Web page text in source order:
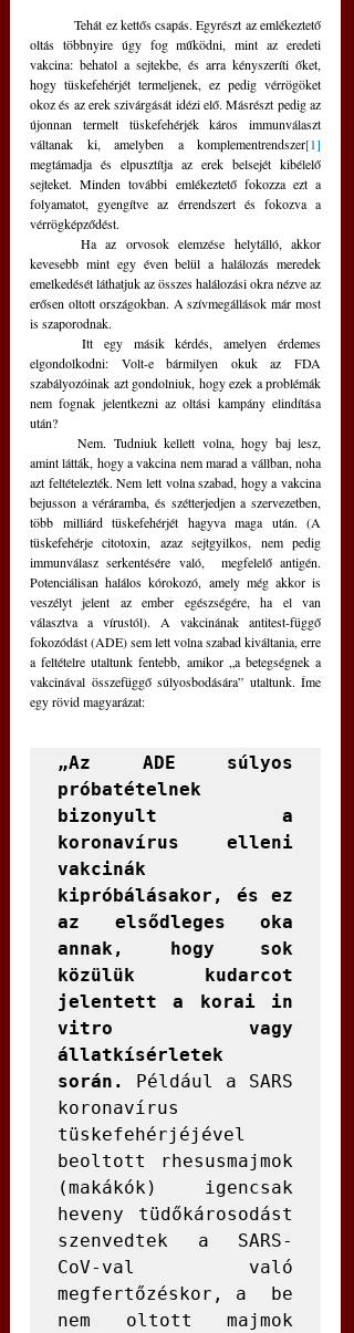
	Tehát ez kettős csapás. Egyrészt az emlékeztető
oltás többnyire úgy fog működni, mint az eredeti
vakcina: behatol a sejtekbe, és arra kényszeríti őket,
hogy tüskefehérjét termeljenek, ez pedig vérrögöket
okoz és az erek szivárgását idézi elő. Másrészt pedig az
újonnan termelt tüskefehérjék káros immunválaszt
váltanak ki, amelyben a komplementrendszer[1]
megtámadja és elpusztítja az erek belsejét kibélelő
sejteket. Minden további emlékeztető fokozza ezt a
folyamatot, gyengítve az érrendszert és fokozva a
vérrögképződést.
kevesebb mint egy éven belül a halálozás meredek
emelkedését láthatjuk az összes halálozási okra nézve az
erősen oltott országokban. A szívmegállások már most
is szaporodnak.
elgondolkodni: Volt-e bármilyen okuk az FDA
szabályozóinak azt gondolniuk, hogy ezek a problémák
nem fognak jelentkezni az oltási kampány elindítása
után?
	Nem. Tudniuk kellett volna, hogy baj lesz,
amint látták, hogy a vakcina nem marad a vállban, noha
azt feltételezték. Nem lett volna szabad, hogy a vakcina
bejusson a véráramba, és szétterjedjen a szervezetben,
több milliárd tüskefehérjét hagyva maga után. (A
tüskefehérje citotoxin, azaz sejtgyilkos, nem pedig
immunválasz serkentésére való,  megfelelő antigén.
Potenciálisan halálos kórokozó, amely még akkor is
veszélyt jelent az ember egészségére, ha el van
választva a vírustól). A vakcinának antitest-függő
fokozódást (ADE) sem lett volna szabad kiváltania, erre
a feltételre utaltunk fentebb, amikor „a betegségnek a
vakcinával összefüggő súlyosbodására” utaltunk. Íme
egy rövid magyarázat:
„Az ADE súlyos
próbatételnek
bizonyult a
koronavírus elleni
vakcinák
kipróbálásakor, és ez
az elsődleges oka
annak, hogy sok
közülük kudarcot
jelentett a korai in
vitro vagy
állatkísérletek
során.
Például a SARS
koronavírus
tüskefehérjéjével
beoltott rhesusmajmok
(makákók) igencsak
heveny tüdőkárosodást
szenvedtek a SARS-
CoV-val való
megfertőzéskor, a  be
nem oltott majmok